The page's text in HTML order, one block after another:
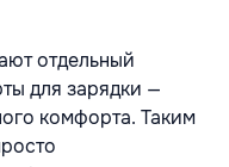
отдельный
для зарядки —
комфорта. Таким